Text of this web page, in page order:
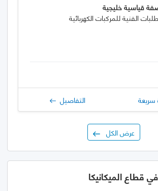
قياسية خليجية
الفنية للمركبات الكهربائية
سريعة التفاصيل
عرض الكل
قطاع الميكانيكا